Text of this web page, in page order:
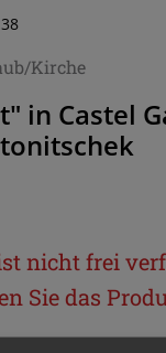
Kirche
in Castel
nicht frei
Sie das